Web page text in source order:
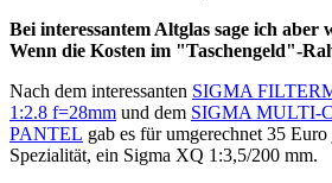
Bei interessantem Altglas sage ich aber
Wenn die Kosten im "Taschengeld"-
Nach dem interessanten SIGMA
1:2.8 f=28mm und dem SIGMA MULTI-
PANTEL gab es für umgerechnet 35
Spezialität, ein Sigma XQ 1:3,5/200 mm.